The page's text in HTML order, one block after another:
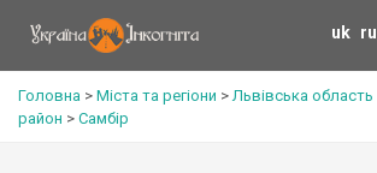
uk ru
Головна > Міста та регіони >Львівська область
район > Самбір